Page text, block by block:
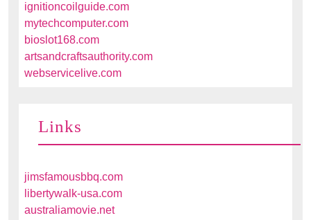
ignitioncoilguide.com
mytechcomputer.com
bioslot168.com
artsandcraftsauthority.com
webservicelive.com
Links
jimsfamousbbq.com
libertywalk-usa.com
australiamovie.net